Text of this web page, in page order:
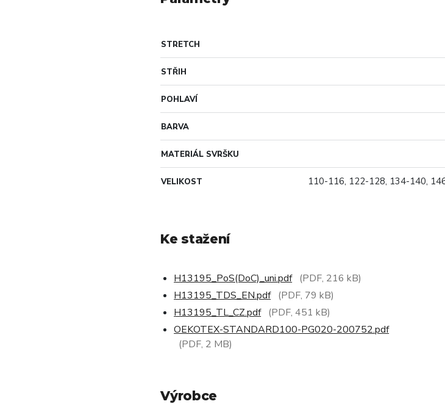
STRETCH
STŘIH
POHLAVÍ
BARVA
MATERIÁL SVRŠKU
VELIKOST 110-116, 122-128, 134-140,
Ke stažení
H13195_PoS(DoC)_uni.pdf (PDF, 216 kB)
H13195_TDS_EN.pdf (PDF, 79 kB)
H13195_TL_CZ.pdf (PDF, 451 kB)
OEKOTEX-STANDARD100-PG020-200752.pdf
(PDF, 2 MB)
Výrobce